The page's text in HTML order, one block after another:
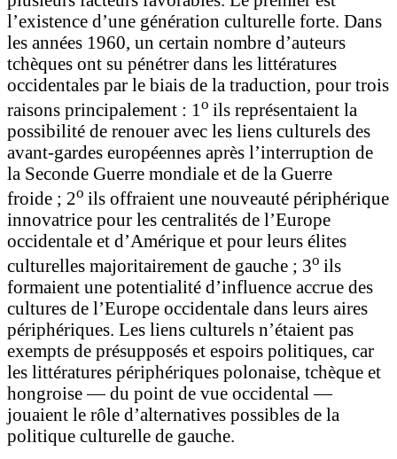
l’existence d’une génération culturelle forte. Dans
les années 1960, un certain nombre d’auteurs
tchèques ont su pénétrer dans les littératures
occidentales par le biais de la traduction, pour trois
raisons principalement : 1 o ils représentaient la
possibilité de renouer avec les liens culturels des
avant-gardes européennes après l’interruption de
la Seconde Guerre mondiale et de la Guerre
froide ; 2o ils offraient une nouveauté périphérique
innovatrice pour les centralités de l’Europe
occidentale et d’Amérique et pour leurs élites
culturelles majoritairement de gauche ; 3o ils
formaient une potentialité d’influence accrue des
cultures de l’Europe occidentale dans leurs aires
périphériques. Les liens culturels n’étaient pas
exempts de présupposés et espoirs politiques, car
les littératures périphériques polonaise, tchèque et
hongroise — du point de vue occidental —
jouaient le rôle d’alternatives possibles de la
politique culturelle de gauche.